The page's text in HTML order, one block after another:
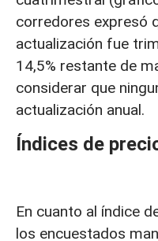
corredores expresó
actualización fue
14,5% restante de
considerar que
actualización anual.
Índices de
En cuanto al índice
los encuestados